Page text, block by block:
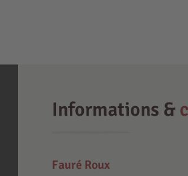
Informations &
Fauré Roux